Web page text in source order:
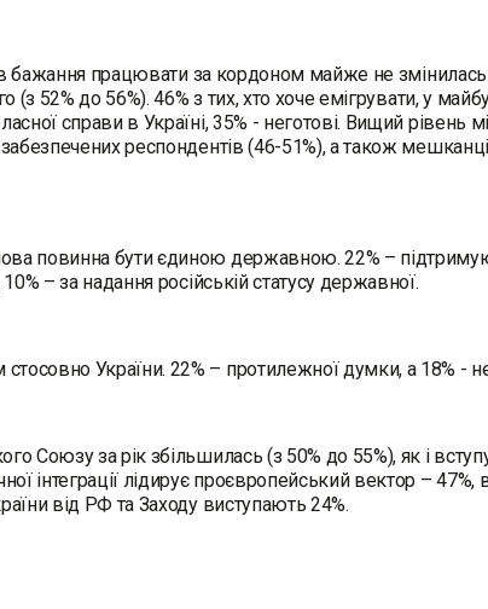
бажання працювати за кордоном майже не
(з 52% до 56%). 46% з тих, хто хоче емігрувати, у
справи в Україні, 35% - неготові. Вищий рівень
респондентів (46-51%), а також
повинна бути єдиною державною. 22% –
– за надання російській статусу державної.
України. 22% – протилежної думки, а 18% -
Союзу за рік збільшилась (з 50% до 55%), як і
інтеграції лідирує проєвропейський вектор –
від РФ та Заходу виступають 24%.